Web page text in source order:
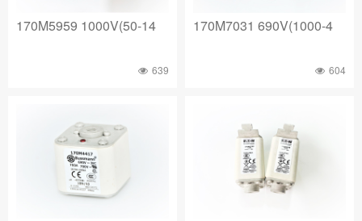
170M5959 1000V(50-14
639
170M7031 690V(1000-4
604